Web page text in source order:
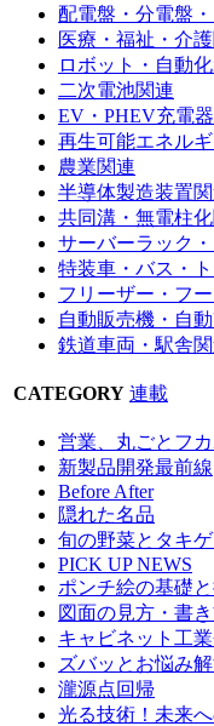
配電盤・分電盤
医療・福祉・介
ロボット・自動
二次電池関連
EV・PHEV充電
再生可能エネル
農業関連
半導体製造装置
共同溝・無電柱
サーバーラック
特装車・バス・
フリーザー・フ
自動販売機・自
鉄道車両・駅舎
CATEGORY 連載
営業、丸ごとフカ
新製品開発最前線
Before After
隠れた名品
旬の野菜とタキ
PICK UP NEWS
ポンチ絵の基礎
図面の見方・書
キャビネット工
ズバッとお悩み
瀧源点回帰
光る技術！未来